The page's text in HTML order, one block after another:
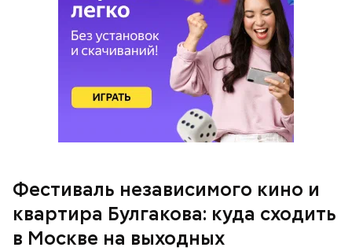
Фестиваль независимого кино и
квартира Булгакова: куда сходить
в Москве на выходных
В галерее «Тушино» состоится концерт «Джазовые
портреты». Валерий Аралов — джазовый пианист и
композитор, автор сочинений для фортепиано и
джазового трио, подготовил программу для
любителей джаза. Прозвучат созданные
музыкантом произведения.